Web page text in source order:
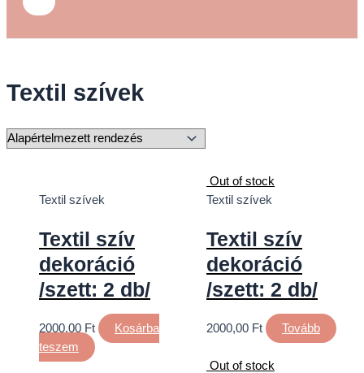
Textil szívek
Textil szívek
Textil szív
dekoráció
/szett: 2 db/
2000,00 Ft
Kosárba
teszem
Out of stock
Textil szívek
Textil szív
dekoráció
/szett: 2 db/
2000,00 Ft Tovább
Out of stock